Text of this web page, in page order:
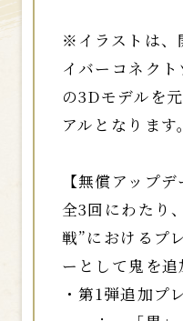
※イラストは、
イバーコネク
の3Dモデルを
アルとなります。
【無償アップデ
全3回にわたり
戦”におけるプ
ーとして鬼を追
・第1弾追加プ